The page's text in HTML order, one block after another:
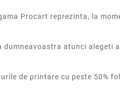
Procart reprezinta, la
atunci alegeti
de printare cu peste 50%